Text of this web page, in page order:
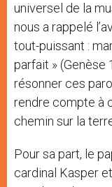
universel de la
nous a rappelé
tout-puissant :
parfait » (Genèse
résonner ces
rendre compte à
chemin sur la
Pour sa part, le
cardinal Kasper